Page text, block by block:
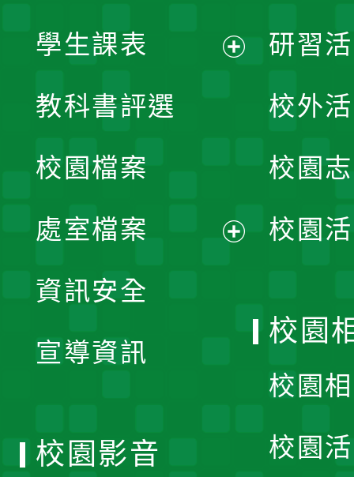
學生課表
單
教科書評選
校園檔案
處室檔案
資訊安全
宣導資訊
研習
校外
校園
校園
校園
校園
校園
校園影音